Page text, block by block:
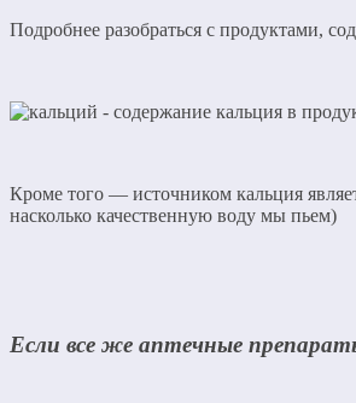
Подробнее разобраться с продуктами,
Кроме того — источником кальция
насколько качественную воду мы пьем)
Если все же аптечные